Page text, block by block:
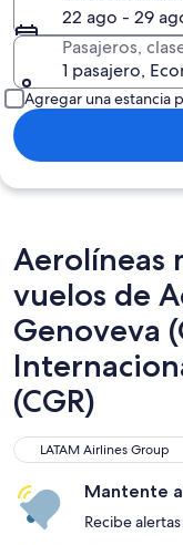
22 ago - 29
Pasajeros,
1 pasajero,
Agregar una estancia
Aerolíneas
vuelos de
Genoveva
(CGR)
LATAM Airlines Group
LATAM Airlines Group
Mantente
Recibe